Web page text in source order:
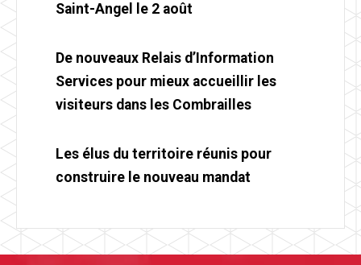
Saint-Angel le 2 août
De nouveaux Relais d’Information
Services pour mieux accueillir les
visiteurs dans les Combrailles
Les élus du territoire réunis pour
construire le nouveau mandat